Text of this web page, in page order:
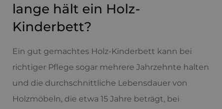
lange hält ein Holz-
Kinderbett?
Ein gut gemachtes Holz-Kinderbett kann bei
richtiger Pflege sogar mehrere Jahrzehnte halten
und die durchschnittliche Lebensdauer von
Holzmöbeln, die etwa 15 Jahre beträgt, bei